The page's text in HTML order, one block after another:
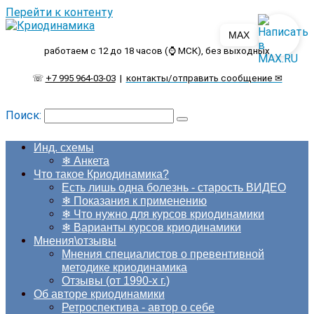
Перейти к контенту
работаем с 12 до 18 часов (⌚ МСК), без выходных
☏ +7 995 964-03-03| контакты/отправить сообщение ✉
Поиск:
Инд. схемы
❄ Анкета
Что такое Криодинамика?
Есть лишь одна болезнь - старость ВИДЕО
❄ Показания к применению
❄ Что нужно для курсов криодинамики
❄ Варианты курсов криодинамики
Мнения\отзывы
Мнения специалистов о превентивной
методике криодинамика
Отзывы (от 1990-х г.)
Об авторе криодинамики
Ретроспектива - автор о себе
MAX